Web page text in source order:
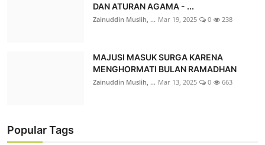
DAN ATURAN AGAMA - ...
Zainuddin Muslih, ... Mar 19, 2025 0 238
MAJUSI MASUK SURGA KARENA
MENGHORMATI BULAN RAMADHAN
Zainuddin Muslih, ... Mar 13, 2025 0 663
Popular Tags